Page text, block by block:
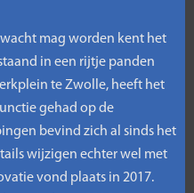
mag worden kent het
in een rijtje panden
te Zwolle, heeft het
gehad op de
bevind zich al sinds het
wijzigen echter wel met
vond plaats in 2017.